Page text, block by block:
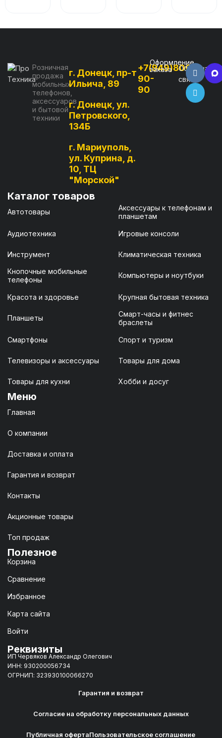
Розничная
продажа
мобильных
телефонов,
аксессуаров
и бытовой
техники
г. Донецк, пр-т
Ильича, 89
г. Донецк, ул.
Петровского,
134Б
г. Мариуполь,
ул. Куприна, д.
10, ТЦ
"Морской"
+7(949)800-
90-
90
Оформление
заказа
Обратная
связь
Каталог товаров
Автотовары
Аксессуары к телефонам и
планшетам
Аудиотехника Игровые консоли
Инструмент Климатическая техника
Кнопочные мобильные
телефоны
Компьютеры и ноутбуки
Красота и здоровье Крупная бытовая техника
Планшеты
Смарт-часы и фитнес
браслеты
Смартфоны Спорт и туризм
Телевизоры и аксессуары Товары для дома
Товары для кухни Хобби и досуг
Меню
Главная
О компании
Доставка и оплата
Гарантия и возврат
Контакты
Акционные товары
Топ продаж
Полезное
Корзина
Сравнение
Избранное
Карта сайта
Войти
Реквизиты
ИП Червяков Александр Олегович
ИНН: 930200056734
ОГРНИП: 323930100066270
Гарантия и возврат
Согласие на обработку персональных данных
Публичная офертаПользовательское соглашение